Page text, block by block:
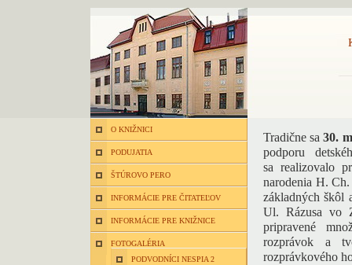
O KNIŽNICI
PODUJATIA
ŠTÚROVO PERO
INFORMÁCIE PRE ČITATEĽOV
INFORMÁCIE PRE KNIŽNICE
FOTOGALÉRIA
PODVODNÍCI NESPIA 2
Tradične sa30.
podporu
sa realizovalo
narodenia H.
základných škôl
Ul. Rázusa vo
pripravené
rozprávok a
rozprávkového